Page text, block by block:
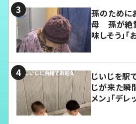
孫のために
母 孫が絶
味しそう」「
じいじを
じが来た瞬
メン」「デレ